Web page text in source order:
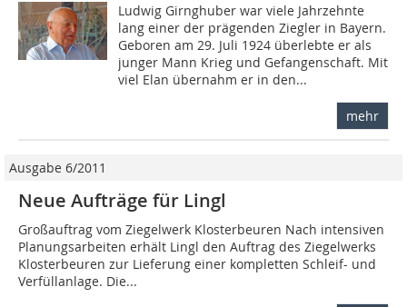
Ludwig Girnghuber war viele Jahrzehnte
lang einer der prägenden Ziegler in Bayern.
Geboren am 29. Juli 1924 überlebte er als
junger Mann Krieg und Gefangenschaft. Mit
viel Elan übernahm er in den...
mehr
Ausgabe 6/2011
Neue Aufträge für Lingl
Großauftrag vom Ziegelwerk Klosterbeuren Nach intensiven
Planungsarbeiten erhält Lingl den Auftrag des Ziegelwerks
Klosterbeuren zur Lieferung einer kompletten Schleif- und
Verfüllanlage. Die...